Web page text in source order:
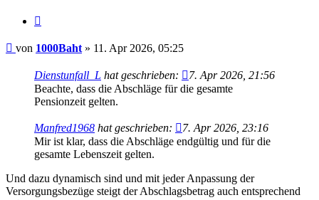
Beitrag
von 1000Baht » 11. Apr 2026, 05:25
Dienstunfall_L hat geschrieben:
7. Apr 2026, 21:56
Beachte, dass die Abschläge für die gesamte
Pensionzeit gelten.
Manfred1968 hat geschrieben:
7. Apr 2026, 23:16
Mir ist klar, dass die Abschläge endgültig und für die
gesamte Lebenszeit gelten.
Und dazu dynamisch sind und mit jeder Anpassung der
Versorgungsbezüge steigt der Abschlagsbetrag auch entsprechend